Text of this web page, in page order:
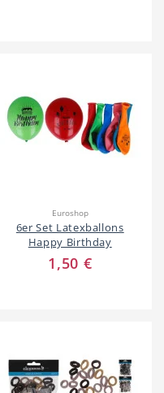
Gesundheit
Freie Berufe
Euroshop
6er Set Latexballons
Happy Birthday
1,50 €